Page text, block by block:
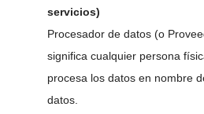
servicios)
Procesador de datos (o
significa cualquier persona
procesa los datos en nombre
datos.